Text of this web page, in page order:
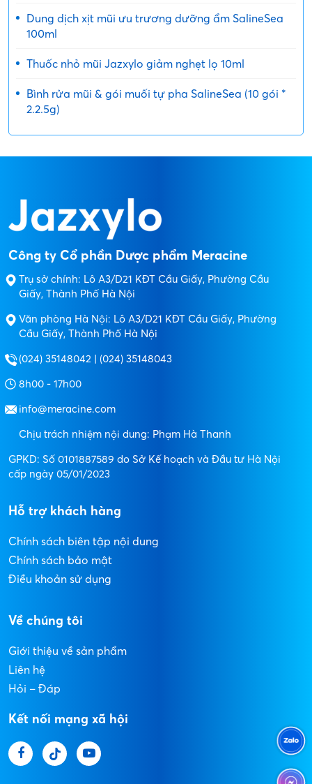
Dung dịch xịt mũi ưu trương dưỡng ẩm SalineSea
100ml
Thuốc nhỏ mũi Jazxylo giảm nghẹt lọ 10ml
Bình rửa mũi & gói muối tự pha SalineSea (10 gói *
2.2.5g)
Công ty Cổ phần Dược phẩm Meracine
Trụ sở chính: Lô A3/D21 KĐT Cầu Giấy, Phường Cầu
Giấy, Thành Phố Hà Nội
Văn phòng Hà Nội: Lô A3/D21 KĐT Cầu Giấy, Phường
Cầu Giấy, Thành Phố Hà Nội
(024) 35148042 | (024) 35148043
8h00 - 17h00
info@meracine.com
Chịu trách nhiệm nội dung: Phạm Hà Thanh
GPKD: Số 0101887589 do Sở Kế hoạch và Đầu tư Hà Nội
cấp ngày 05/01/2023
Hỗ trợ khách hàng
Chính sách biên tập nội dung
Chính sách bảo mật
Điều khoản sử dụng
Về chúng tôi
Giới thiệu về sản phẩm
Liên hệ
Hỏi – Đáp
Kết nối mạng xã hội